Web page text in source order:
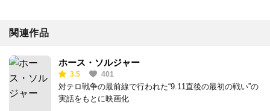
関連作品
ホース・ソルジャー
3.5 401
対テロ戦争の最前線で行われた“9.11直後の最初の戦い”の
実話をもとに映画化